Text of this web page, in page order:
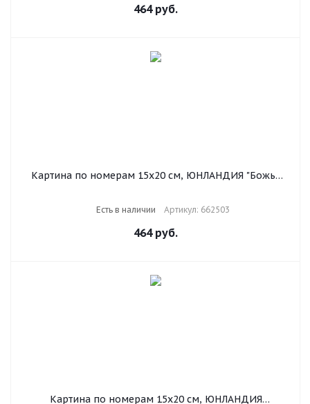
464руб.
Картина по номерам 15х20 см, ЮНЛАНДИЯ "Божья
Есть в наличии Артикул: 662503
464руб.
Картина по номерам 15х20 см, ЮНЛАНДИЯ